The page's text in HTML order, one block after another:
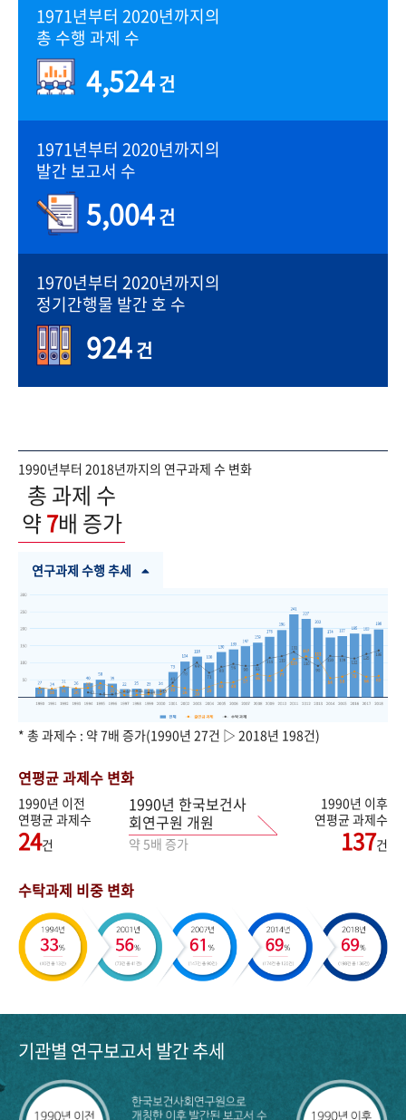
1971년부터 2020년까지의
총 수행 과제 수
4,524건
1971년부터 2020년까지의
발간 보고서 수
5,004건
1970년부터 2020년까지의
정기간행물 발간 호 수
924건
1990년부터 2018년까지의 연구과제 수 변화
총 과제 수
약7배 증가
연구과제 수행 추세
* 총 과제수 : 약 7배 증가(1990년 27건 ▷ 2018년 198건)
연평균 과제수 변화
1990년 이전
연평균 과제수
24건
1990년 한국보건사
회연구원 개원
약 5배 증가
1990년 이후
연평균 과제수
137건
수탁과제 비중 변화
기관별 연구보고서 발간 추세